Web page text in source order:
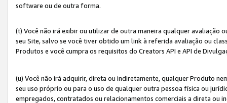
software ou de outra forma.
(t) Você não irá exibir ou utilizar de outra maneira qualquer avaliação
seu Site, salvo se você tiver obtido um link à referida avaliação ou
Produtos e você cumpra os requisitos do Creators API e API de
(u) Você não irá adquirir, direta ou indiretamente, qualquer Produto
seu uso próprio ou para o uso de qualquer outra pessoa física ou
empregados, contratados ou relacionamentos comerciais a direta ou